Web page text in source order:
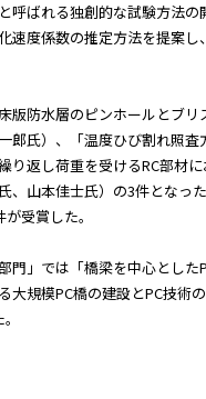
呼ばれる独創的な試験方法の
速度係数の推定方法を提案し
防水層のピンホールとブリ
郎氏）、「温度ひび割れ照
返し荷重を受けるRC部材
山本佳士氏）の3件となった
受賞した。
」では「橋梁を中心とした
規模PC橋の建設とPC技術